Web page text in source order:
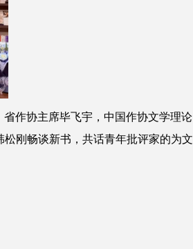
省作协主席毕飞宇 ，中国作协文学理论
松刚畅谈新书，共话青年批评家的为文